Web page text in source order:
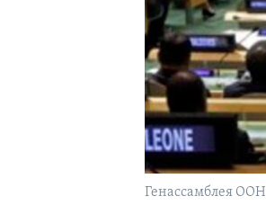
Генассамблея ООН